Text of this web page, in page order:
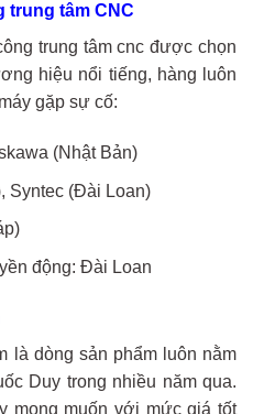
trung tâm CNC
trung tâm cnc được chọn
hiệu nổi tiếng, hàng luôn
gặp sự cố:
(Nhật Bản)
Syntec (Đài Loan)
động: Đài Loan
là dòng sản phẩm luôn nằm
Duy trong nhiều năm qua.
mong muốn với mức giá tốt